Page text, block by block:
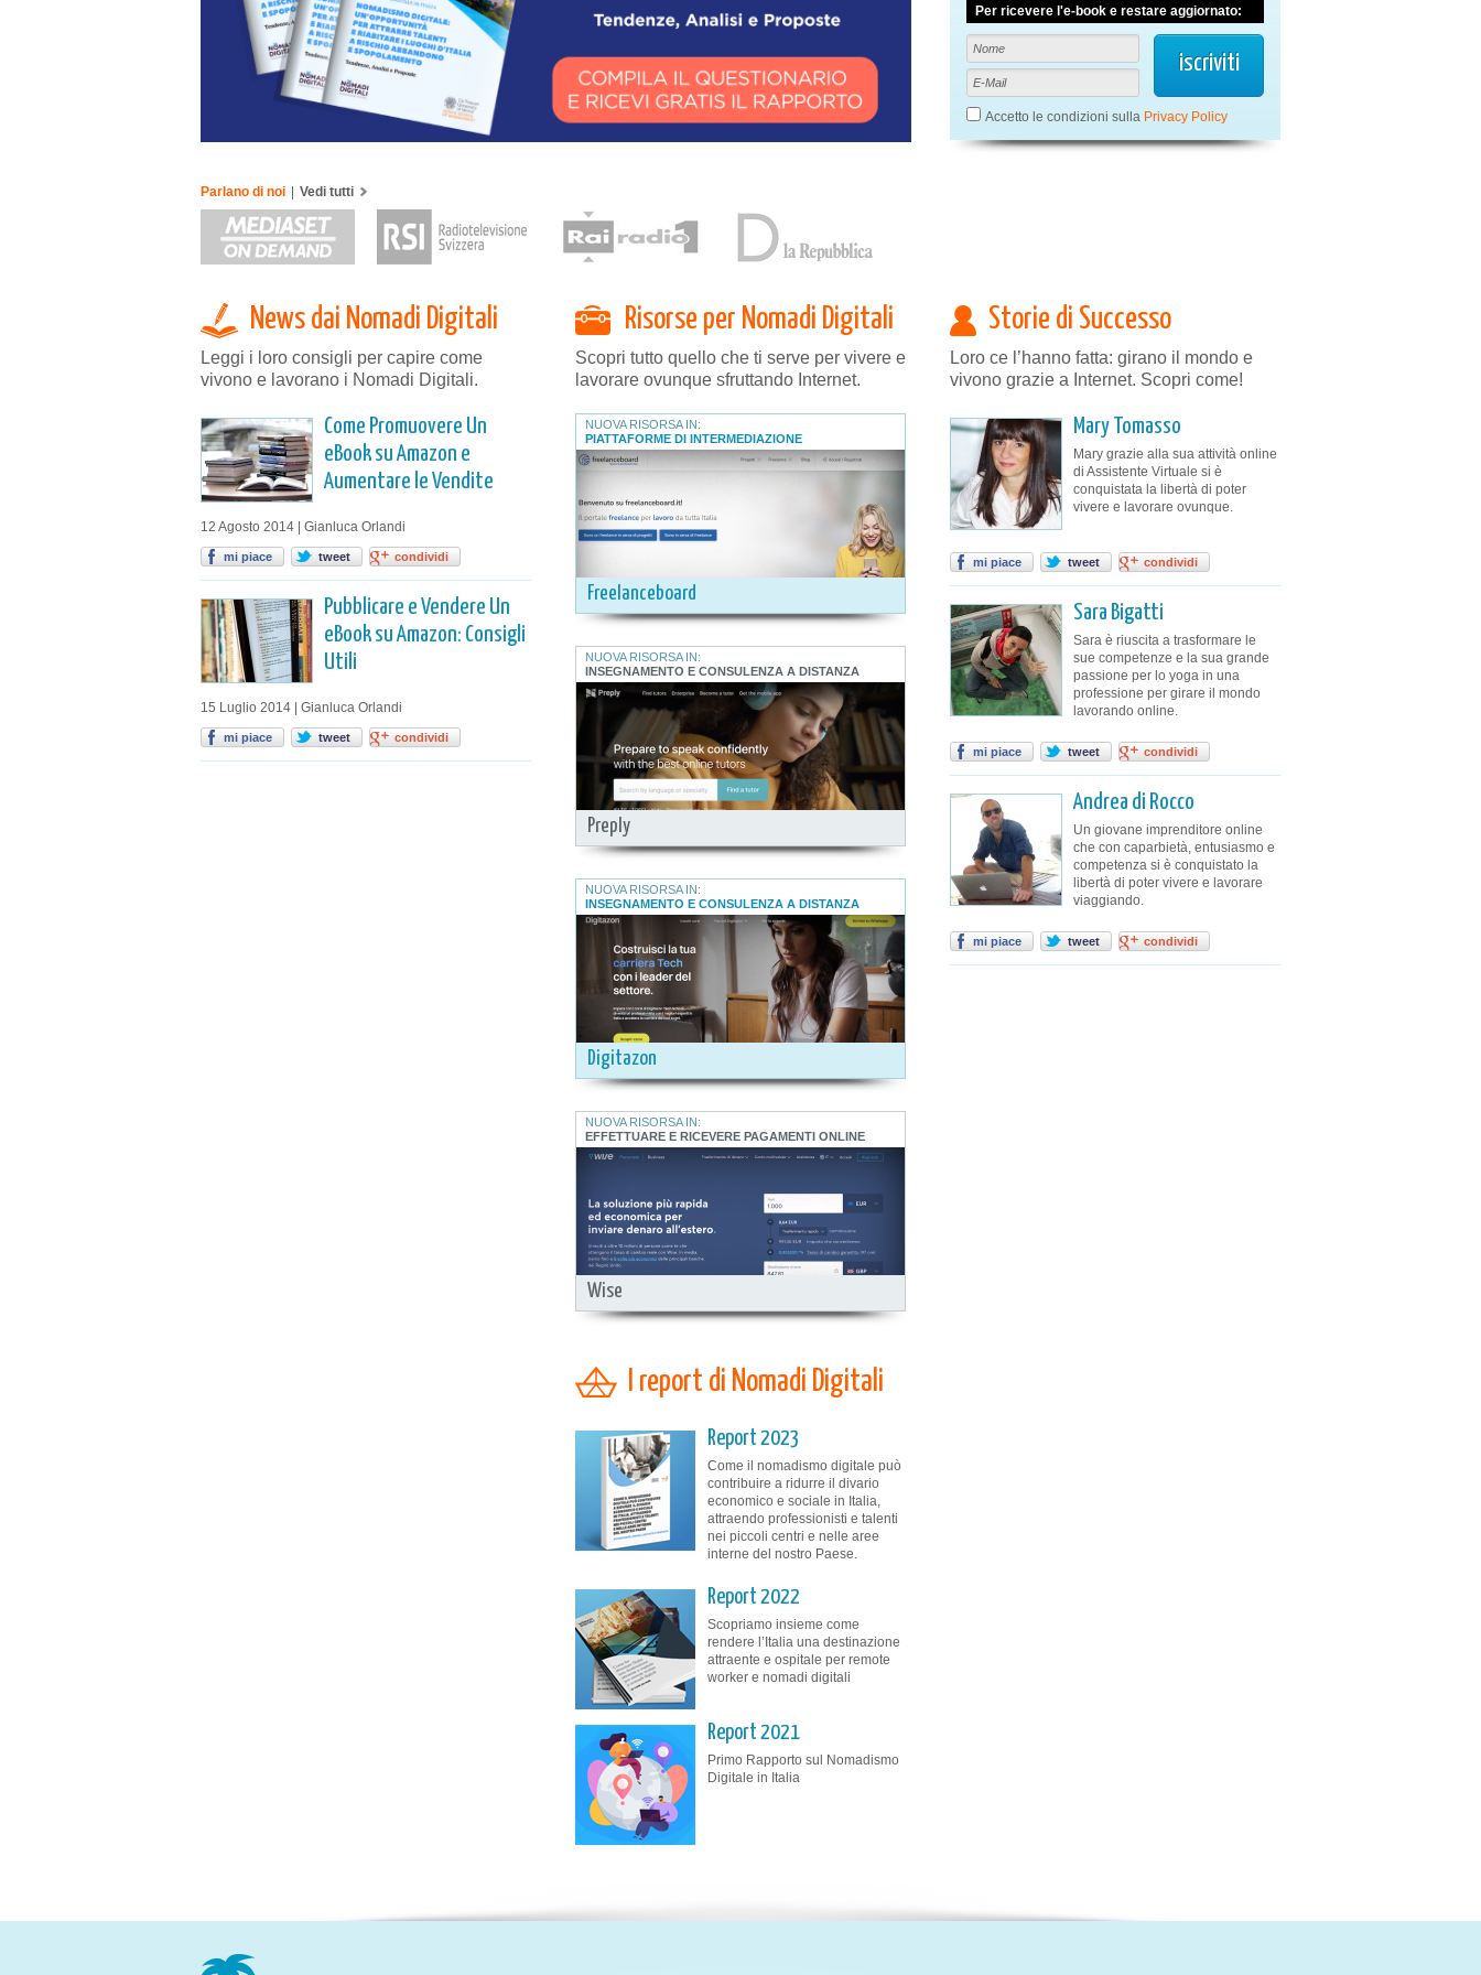
Per ricevere l'e-book e restare aggiornato:
Accetto le condizioni sulla Privacy Policy
Parlano di noi | Vedi tutti
News dai Nomadi Digitali
Leggi i loro consigli per capire come
vivono e lavorano i Nomadi Digitali.
Come Promuovere Un
eBook su Amazon e
Aumentare le Vendite
12 Agosto 2014 | Gianluca Orlandi
mi piace tweet condividi
Pubblicare e Vendere Un
eBook su Amazon: Consigli
Utili
15 Luglio 2014 | Gianluca Orlandi
mi piace tweet condividi
Risorse per Nomadi Digitali
Scopri tutto quello che ti serve per vivere e
lavorare ovunque sfruttando Internet.
Freelanceboard
NUOVA RISORSA IN:
PIATTAFORME DI INTERMEDIAZIONE
Preply
NUOVA RISORSA IN:
INSEGNAMENTO E CONSULENZA A DISTANZA
Digitazon
NUOVA RISORSA IN:
INSEGNAMENTO E CONSULENZA A DISTANZA
Wise
NUOVA RISORSA IN:
EFFETTUARE E RICEVERE PAGAMENTI ONLINE
I report di Nomadi Digitali
Report 2023
Come il nomadismo digitale può
contribuire a ridurre il divario
economico e sociale in Italia,
attraendo professionisti e talenti
nei piccoli centri e nelle aree
interne del nostro Paese.
Report 2022
Scopriamo insieme come
rendere l’Italia una destinazione
attraente e ospitale per remote
worker e nomadi digitali
Report 2021
Primo Rapporto sul Nomadismo
Digitale in Italia
Storie di Successo
Loro ce l’hanno fatta: girano il mondo e
vivono grazie a Internet. Scopri come!
Mary Tomasso
Mary grazie alla sua attività online
di Assistente Virtuale si è
conquistata la libertà di poter
vivere e lavorare ovunque.
mi piace tweet condividi
Sara Bigatti
Sara è riuscita a trasformare le
sue competenze e la sua grande
passione per lo yoga in una
professione per girare il mondo
lavorando online.
mi piace tweet condividi
Andrea di Rocco
Un giovane imprenditore online
che con caparbietà, entusiasmo e
competenza si è conquistato la
libertà di poter vivere e lavorare
viaggiando.
mi piace tweet condividi